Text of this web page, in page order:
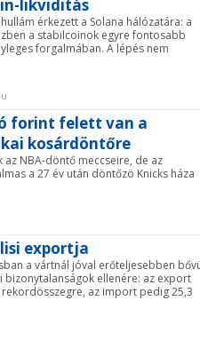
likviditás
érkezett a Solana hálózatára: a
a stabilcoinok egyre fontosabb
forgalmában. A lépés nem
forint felett van a
kosárdöntőre
NBA-döntő meccseire, de az
a 27 év után döntőzö Knicks háza
exportja
a vártnál jóval erőteljesebben
bizonytalanságok ellenére: az export
az import pedig 25,3